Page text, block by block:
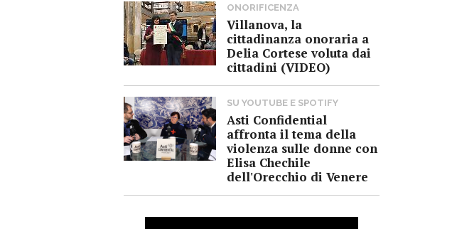
ONORIFICENZA
Villanova, la
cittadinanza onoraria a
Delia Cortese voluta dai
cittadini (VIDEO)
SU YOUTUBE E SPOTIFY
Asti Confidential
affronta il tema della
violenza sulle donne con
Elisa Chechile
dell'Orecchio di Venere